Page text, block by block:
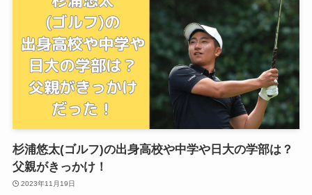
杉浦悠太(ゴルフ)の出身高校や中学や日大の学部は？
父親がきっかけ！
2023年11月19日